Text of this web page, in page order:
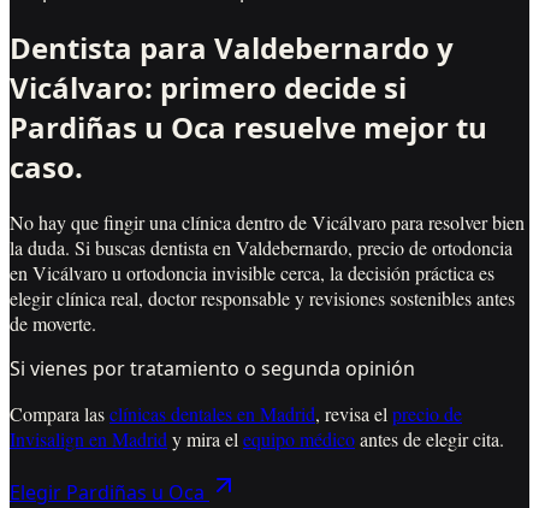
Dentista para Valdebernardo y
Vicálvaro: primero decide si
Pardiñas u Oca resuelve mejor tu
caso.
No hay que fingir una clínica dentro de Vicálvaro para resolver bien
la duda. Si buscas dentista en Valdebernardo, precio de ortodoncia
en Vicálvaro u ortodoncia invisible cerca, la decisión práctica es
elegir clínica real, doctor responsable y revisiones sostenibles antes
de moverte.
Si vienes por tratamiento o segunda opinión
Compara lasclínicas dentales en Madrid, revisa elprecio de
Invisalign en Madridy mira elequipo médicoantes de elegir cita.
Elegir Pardiñas u Oca